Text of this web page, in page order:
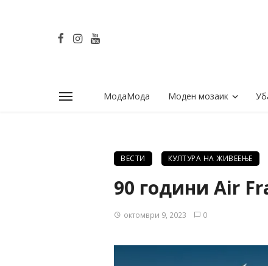
МодаМода Моден мозаик
ВЕСТИ КУЛТУРА НА ЖИВЕЕЊЕ
90 години Air
октомври 9, 2023 0